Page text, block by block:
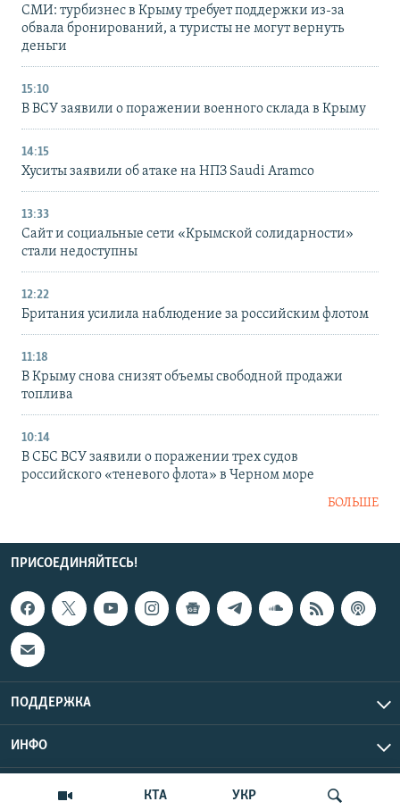
КТА УКР
СМИ: турбизнес в Крыму требует поддержки из-за
обвала бронирований, а туристы не могут вернуть
деньги
15:10
В ВСУ заявили о поражении военного склада в Крыму
14:15
Хуситы заявили об атаке на НПЗ Saudi Aramco
13:33
Сайт и социальные сети «Крымской солидарности»
стали недоступны
12:22
Британия усилила наблюдение за российским флотом
11:18
В Крыму снова снизят объемы свободной продажи
топлива
10:14
В СБС ВСУ заявили о поражении трех судов
российского «теневого флота» в Черном море
БОЛЬШЕ
ПРИСОЕДИНЯЙТЕСЬ!
ПОДДЕРЖКА
ИНФО
Copyright Крым.Реалии, 2026 | Все права защищены.
UTC+3